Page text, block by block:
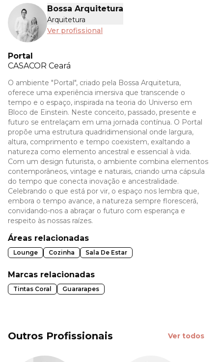
Bossa Arquitetura
Arquitetura
Ver profissional
Portal
CASACOR Ceará
O ambiente "Portal", criado pela Bossa Arquitetura,
oferece uma experiência imersiva que transcende o
tempo e o espaço, inspirada na teoria do Universo em
Bloco de Einstein. Neste conceito, passado, presente e
futuro se entrelaçam em uma jornada contínua. O Portal
propõe uma estrutura quadridimensional onde largura,
altura, comprimento e tempo coexistem, exaltando a
natureza como elemento ancestral e essencial à vida.
Com um design futurista, o ambiente combina elementos
contemporâneos, vintage e naturais, criando uma cápsula
do tempo que conecta inovação e ancestralidade.
Celebrando o que está por vir, o espaço nos lembra que,
embora o tempo avance, a natureza sempre florescerá,
convidando-nos a abraçar o futuro com esperança e
respeito às nossas raízes.
Áreas relacionadas
Lounge Cozinha Sala De Estar
Marcas relacionadas
Tintas Coral Guararapes
Outros Profissionais Ver todos